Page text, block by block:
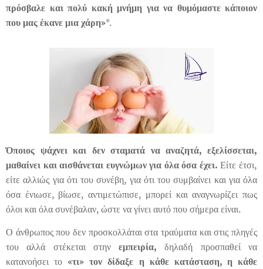
πρόσβαλε και πολύ κακή μνήμη για να θυμόμαστε κάποιον
που μας έκανε μια χάρη»*.
Όποιος ψάχνει και δεν σταματά να αναζητά, εξελίσσεται,
μαθαίνει και αισθάνεται ευγνώμων για όλα όσα έχει. Είτε έτσι,
είτε αλλιώς για ότι του συνέβη, για ότι του συμβαίνει και για όλα
όσα ένιωσε, βίωσε, αντιμετώπισε, μπορεί και αναγνωρίζει πως
όλοι και όλα συνέβαλαν, ώστε να γίνει αυτό που σήμερα είναι.
Ο άνθρωπος που δεν προσκολλάται στα τραύματα και στις πληγές
του αλλά στέκεται στηνεμπειρία, δηλαδή προσπαθεί να
κατανοήσει το«τι» τον δίδαξε η κάθε κατάσταση, η κάθε